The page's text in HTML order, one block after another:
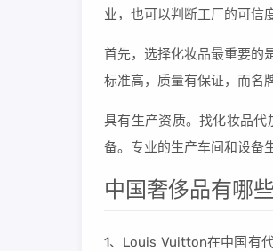
业，也可以判断工厂的可信
首先，选择化妆品最重要的
标准高，质量有保证，而名
具有生产资质。找化妆品
备。专业的生产车间和设备
中国奢侈品有哪
1、Louis Vuitton在中国有